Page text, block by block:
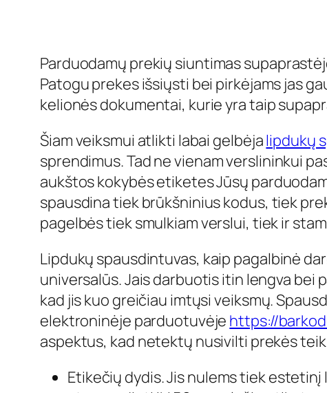
Parduodamų prekių siuntimas
Patogu prekes išsiųsti bei pirkėjams jas
kelionės dokumentai, kurie yra taip
Šiam veiksmui atlikti labai gelbėjalipdukų
sprendimus. Tad ne vienam verslininkui
aukštos kokybės etiketes Jūsų
spausdina tiek brūkšninius kodus, tiek
pagelbės tiek smulkiam verslui, tiek ir
Lipdukų spausdintuvas, kaip pagalbinė
universalūs. Jais darbuotis itin lengva
kad jis kuo greičiau imtųsi veiksmų.
elektroninėje parduotuvėje https://
aspektus, kad netektų nusivilti prekės
Etikečių dydis. Jis nulems tiek